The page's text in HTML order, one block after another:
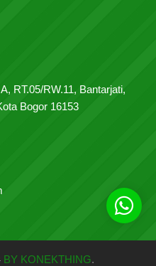
RT.05/RW.11, Bantarjati,
Bogor 16153
BY KONEKTHING.